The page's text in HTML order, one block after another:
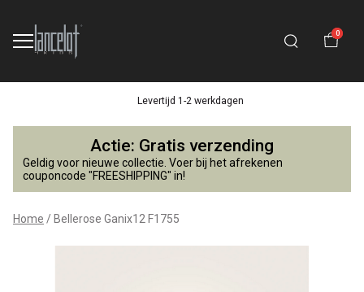
0
Levertijd 1-2 werkdagen
Bellerose
Ganix12
F1755
Actie: Gratis verzending
Geldig voor nieuwe collectie. Voer bij het afrekenen
couponcode "FREESHIPPING" in!
Home Bellerose Ganix12 F1755